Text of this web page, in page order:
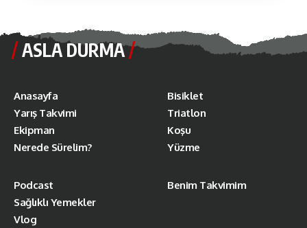
ASLA DURMA
Anasayfa
Yarış Takvimi
Ekipman
Nerede Sürelim?
Bisiklet
Triatlon
Koşu
Yüzme
Podcast
Sağlıklı Yemekler
Vlog
Benim Takvimim